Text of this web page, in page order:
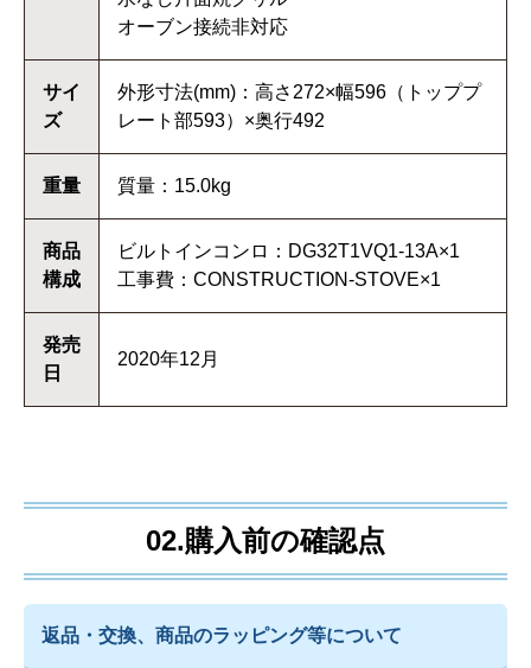
オーブン接続非対応
サイ
ズ
外形寸法(mm)：高さ272×幅596（トッププ
レート部593）×奥行492
重量 質量：15.0kg
商品
構成
ビルトインコンロ：DG32T1VQ1-13A×1
工事費：CONSTRUCTION-STOVE×1
発売
日
2020年12月
02.購入前の確認点
返品・交換、商品のラッピング等について